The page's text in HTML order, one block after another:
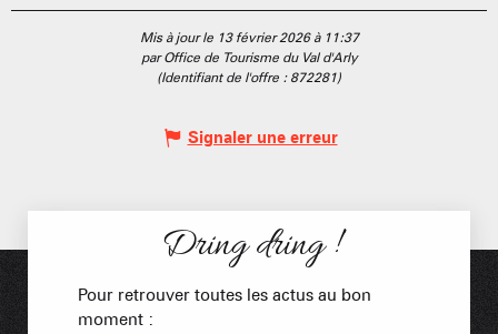
Mis à jour le 13 février 2026 à 11:37
par Office de Tourisme du Val d'Arly
(Identifiant de l'offre : 872281)
Signaler une erreur
Dring dring !
Pour retrouver toutes les actus au bon
moment :